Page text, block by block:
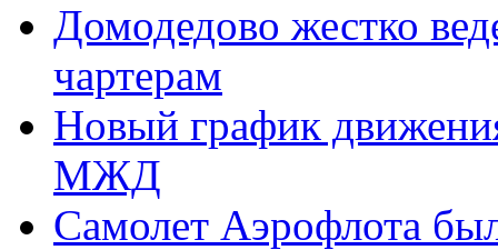
Домодедово жестко
чартерам
Новый график
МЖД
Самолет Аэрофлота